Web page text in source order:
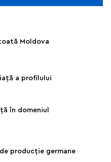
Moldova
a profilului
în domeniul
producție germane